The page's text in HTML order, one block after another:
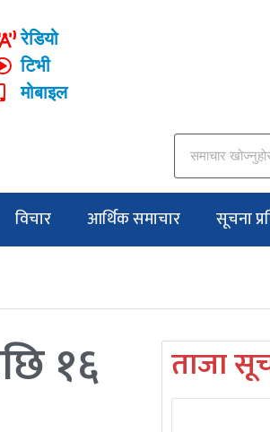
रेडियो
टिभी
मोबाइल
विचार आर्थिक समाचार सूचना
१६ ताजा